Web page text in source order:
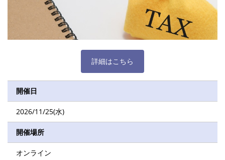
詳細はこちら
開催日
2026/11/25(水)
開催場所
オンライン